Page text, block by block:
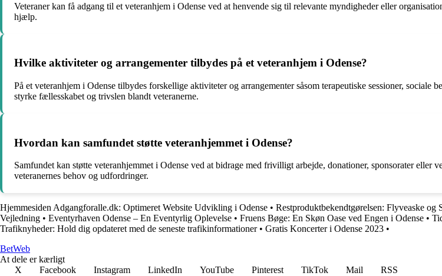
Veteraner kan få adgang til et veteranhjem i Odense ved at henvende sig til relevante myndigheder eller
hjælp.
Hvilke aktiviteter og arrangementer tilbydes på et veteranhjem i Odense?
På et veteranhjem i Odense tilbydes forskellige aktiviteter og arrangementer såsom terapeutiske sessioner,
styrke fællesskabet og trivslen blandt veteranerne.
Hvordan kan samfundet støtte veteranhjemmet i Odense?
Samfundet kan støtte veteranhjemmet i Odense ved at bidrage med frivilligt arbejde, donationer, sponsorater
veteranernes behov og udfordringer.
Hjemmesiden Adgangforalle.dk: Optimeret Website Udvikling i Odense • Restproduktbekendtgørelsen: Flyveaske og
Vejledning • Eventyrhaven Odense – En Eventyrlig Oplevelse • Fruens Bøge: En Skøn Oase ved Engen i Odense •
Trafiknyheder: Hold dig opdateret med de seneste trafikinformationer• Gratis Koncerter i Odense 2023 •
BetWeb
At dele er kærligt
X
Facebook Instagram LinkedIn YouTube Pinterest TikTok Mail
RSS